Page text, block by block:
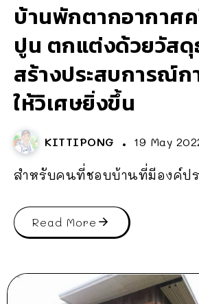
บ้านพักตากอากาศ
ปูน ตกแต่งด้วยวัสดุ
สร้างประสบการณ์
ให้วิเศษยิ่งขึ้น
KITTIPONG 19 May
สำหรับคนที่ชอบบ้านที่มีองค์ปร
Read More